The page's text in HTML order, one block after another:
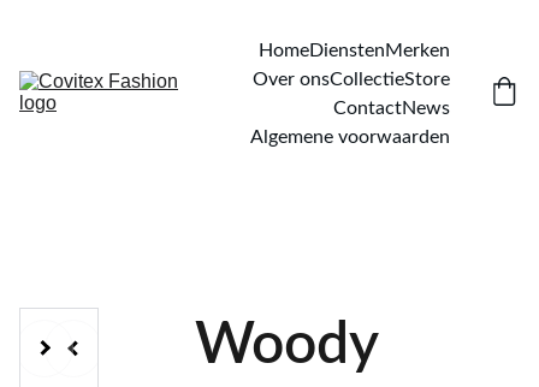
HomeDienstenMerken
Over onsCollectieStore
ContactNews
Algemene voorwaarden
Woody